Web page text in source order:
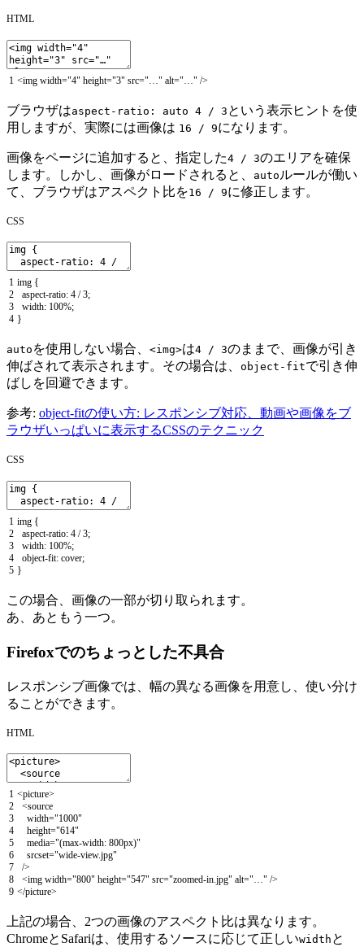
HTML
1 <img width="4" height="3" src="…" alt="…" />
ブラウザはaspect-ratio: auto 4 / 3 という表示ヒントを使
用しますが、実際には画像は 16 / 9になります。
画像をページに追加すると、指定した4 / 3のエリアを確保
します。しかし、画像がロードされると、
auto ルールが働い
て、ブラウザはアスペクト比を16 / 9に修正します。
CSS
1
2
3
4
img {
aspect-ratio: 4 / 3;
width: 100%;
}
auto を使用しない場合、 <img>は4 / 3のままで、画像が引き
伸ばされて表示されます。その場合は、 object-fitで引き伸
ばしを回避できます。
参考: object-fitの使い方: レスポンシブ対応、動画や画像をブ
ラウザいっぱいに表示するCSSのテクニック
CSS
1
2
3
4
5
img {
aspect-ratio: 4 / 3;
width: 100%;
object-fit: cover;
}
この場合、画像の一部が切り取られます。
あ、あともう一つ。
Firefoxでのちょっとした不具合
レスポンシブ画像では、幅の異なる画像を用意し、使い分け
ることができます。
HTML
1
2
3
4
5
6
7
8
9
<picture>
<source
width="1000"
height="614"
media="(max-width: 800px)"
srcset="wide-view.jpg"
/>
<img width="800" height="547" src="zoomed-in.jpg" alt="…" />
</picture>
上記の場合、2つの画像のアスペクト比は異なります。
ChromeとSafariは、使用するソースに応じて正しいwidth と